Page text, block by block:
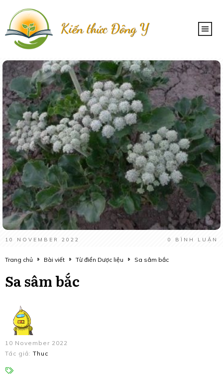
Kiến thức Đông Y
10 NOVEMBER 2022 0 BÌNH LUẬN
Trang chủ Bài viết Từ điển Dược liệu Sa sâm bắc
Sa sâm bắc
10 November 2022
Tác giả: Thuc